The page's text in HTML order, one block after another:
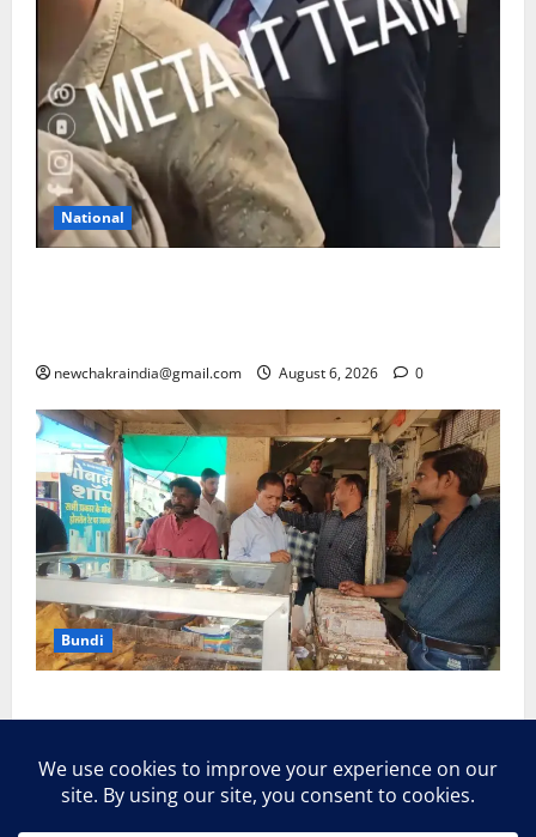
National
newchakraindia@gmail.com August 6, 2026 0
Bundi
रद्दी हटवाई, मोबाइल लैब से खाद्य सामग्री जांची, सभी को सुधार
के दिए सख्त निर्देश, वरना होगी सख्त कार्रवाई